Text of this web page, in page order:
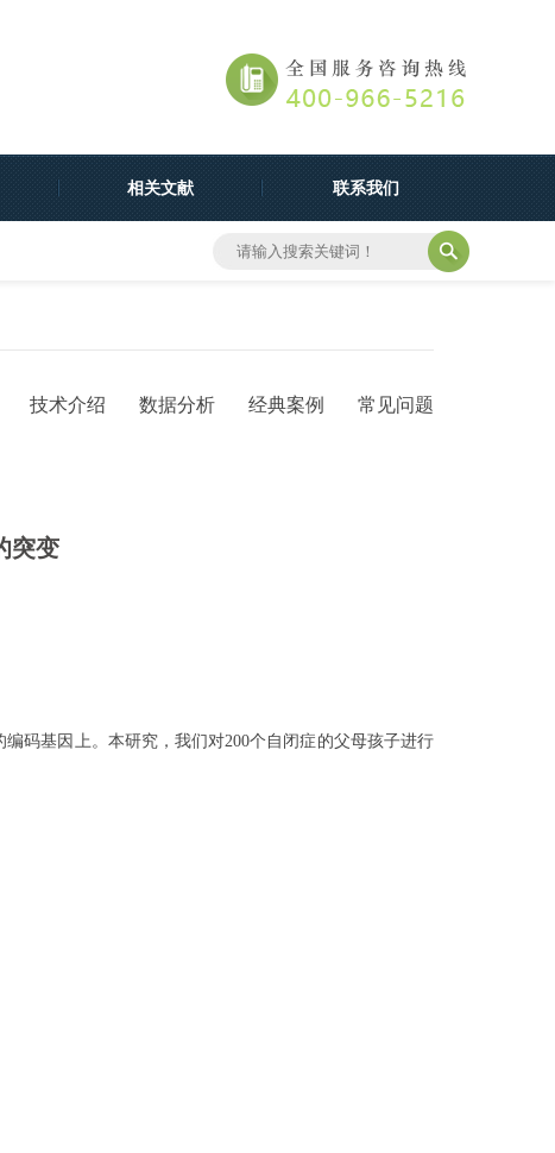
相关文献 联系我们
技术介绍 数据分析 经典案例 常见问题
突变
码基因上。本研究，我们对200个自闭症的父母孩子进行